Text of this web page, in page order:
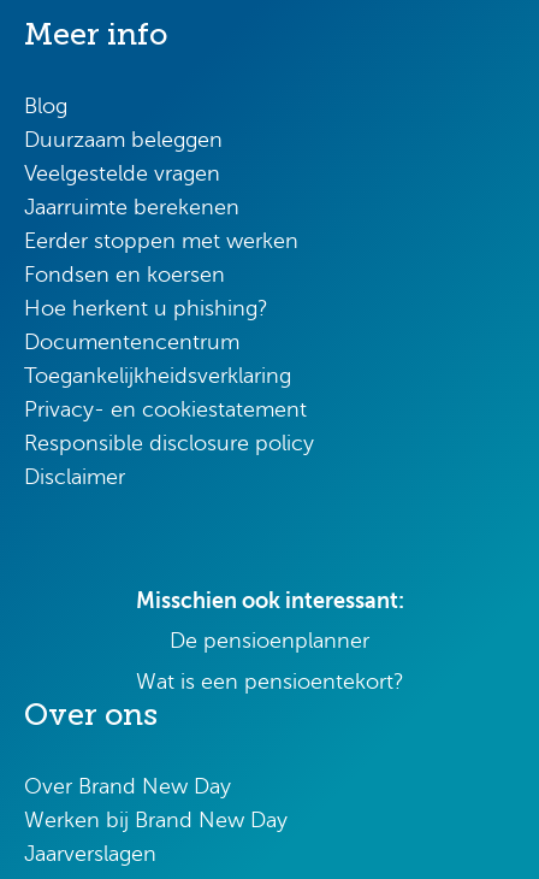
Meer info
Blog
Duurzaam beleggen
Veelgestelde vragen
Jaarruimte berekenen
Eerder stoppen met werken
Fondsen en koersen
Hoe herkent u phishing?
Documentencentrum
Toegankelijkheidsverklaring
Privacy- en cookiestatement
Responsible disclosure policy
Disclaimer
Misschien ook interessant:
De pensioenplanner
Wat is een pensioentekort?
Over ons
Over Brand New Day
Werken bij Brand New Day
Jaarverslagen